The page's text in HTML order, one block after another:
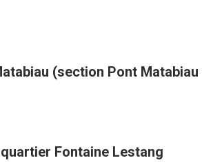
(section Pont Matabiau
Fontaine Lestang